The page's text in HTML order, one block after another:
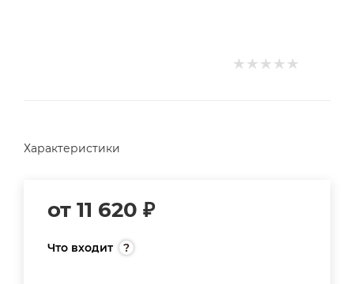
Характеристики
от 11 620 ₽
Что входит